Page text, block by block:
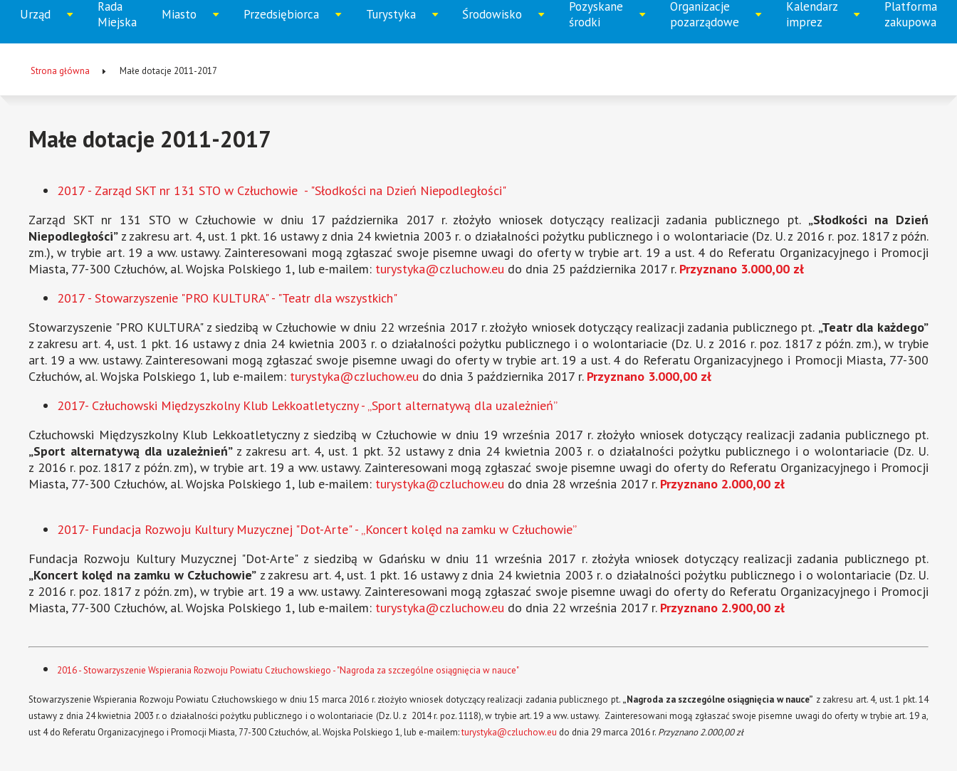
numer
1
numer numernumer
Menu
główne
Rozwiń
Urząd
Rada
Miejska
Rozwiń
Miasto
Rozwiń
Przedsiębiorca
Rozwiń
Turystyka
Rozwiń
Środowisko
Rozwiń
Pozyskane
środki
Rozwiń
Organizacje
pozarządowe
Rozwiń
Kalendarz
imprez
Platforma
zakupowa
Ścieżka
Strona główna Małe dotacje 2011-2017
Małe dotacje 2011-2017
2017 - Zarząd SKT nr 131 STO w Człuchowie - "Słodkości na Dzień Niepodległości"
Zarząd SKT nr 131 STO w Człuchowie w dniu 17 października 2017 r. złożyło wniosek dotyczący realizacji zadania publicznego pt. „Słodkości na Dzień
Niepodległości” z zakresu art. 4, ust. 1 pkt. 16 ustawy z dnia 24 kwietnia 2003 r. o działalności pożytku publicznego i o wolontariacie (Dz. U. z 2016 r. poz. 1817 z późn.
zm.), w trybie art. 19 a ww. ustawy. Zainteresowani mogą zgłaszać swoje pisemne uwagi do oferty w trybie art. 19 a ust. 4 do Referatu Organizacyjnego i Promocji
Miasta, 77-300 Człuchów, al. Wojska Polskiego 1, lub e-mailem: turystyka@czluchow.eu do dnia 25 października 2017 r. Przyznano 3.000,00 zł
2017 - Stowarzyszenie "PRO KULTURA" - "Teatr dla wszystkich"
Stowarzyszenie "PRO KULTURA" z siedzibą w Człuchowie w dniu 22 września 2017 r. złożyło wniosek dotyczący realizacji zadania publicznego pt. „Teatr dla każdego”
z zakresu art. 4, ust. 1 pkt. 16 ustawy z dnia 24 kwietnia 2003 r. o działalności pożytku publicznego i o wolontariacie (Dz. U. z 2016 r. poz. 1817 z późn. zm.), w trybie
art. 19 a ww. ustawy. Zainteresowani mogą zgłaszać swoje pisemne uwagi do oferty w trybie art. 19 a ust. 4 do Referatu Organizacyjnego i Promocji Miasta, 77-300
Człuchów, al. Wojska Polskiego 1, lub e-mailem: turystyka@czluchow.eu do dnia 3 października 2017 r. Przyznano 3.000,00 zł
2017- Człuchowski Międzyszkolny Klub Lekkoatletyczny - „Sport alternatywą dla uzależnień”
Człuchowski Międzyszkolny Klub Lekkoatletyczny z siedzibą w Człuchowie w dniu 19 września 2017 r. złożyło wniosek dotyczący realizacji zadania publicznego pt.
„Sport alternatywą dla uzależnień”z zakresu art. 4, ust. 1 pkt. 32 ustawy z dnia 24 kwietnia 2003 r. o działalności pożytku publicznego i o wolontariacie (Dz. U.
z 2016 r. poz. 1817 z późn. zm), w trybie art. 19 a ww. ustawy. Zainteresowani mogą zgłaszać swoje pisemne uwagi do oferty do Referatu Organizacyjnego i Promocji
Miasta, 77-300 Człuchów, al. Wojska Polskiego 1, lub e-mailem: turystyka@czluchow.eu do dnia 28 września 2017 r. Przyznano 2.000,00 zł
2017- Fundacja Rozwoju Kultury Muzycznej "Dot-Arte" - „Koncert kolęd na zamku w Człuchowie”
Fundacja Rozwoju Kultury Muzycznej "Dot-Arte" z siedzibą w Gdańsku w dniu 11 września 2017 r. złożyła wniosek dotyczący realizacji zadania publicznego pt.
„Koncert kolęd na zamku w Człuchowie” z zakresu art. 4, ust. 1 pkt. 16 ustawy z dnia 24 kwietnia 2003 r. o działalności pożytku publicznego i o wolontariacie (Dz. U.
z 2016 r. poz. 1817 z późn. zm), w trybie art. 19 a ww. ustawy. Zainteresowani mogą zgłaszać swoje pisemne uwagi do oferty do Referatu Organizacyjnego i Promocji
Miasta, 77-300 Człuchów, al. Wojska Polskiego 1, lub e-mailem: turystyka@czluchow.eu do dnia 22 września 2017 r. Przyznano 2.900,00 zł
2016 - Stowarzyszenie Wspierania Rozwoju Powiatu Człuchowskiego - "Nagroda za szczególne osiągnięcia w nauce"
Stowarzyszenie Wspierania Rozwoju Powiatu Człuchowskiego w dniu 15 marca 2016 r. złożyło wniosek dotyczący realizacji zadania publicznego pt. „Nagroda za szczególne osiągnięcia w nauce” z zakresu art. 4, ust. 1 pkt. 14
ustawy z dnia 24 kwietnia 2003 r. o działalności pożytku publicznego i o wolontariacie (Dz. U. z 2014 r. poz. 1118), w trybie art. 19 a ww. ustawy. Zainteresowani mogą zgłaszać swoje pisemne uwagi do oferty w trybie art. 19 a,
ust 4 do Referatu Organizacyjnego i Promocji Miasta, 77-300 Człuchów, al. Wojska Polskiego 1, lub e-mailem:turystyka@czluchow.eu do dnia 29 marca 2016 r. Przyznano 2.000,00 zł